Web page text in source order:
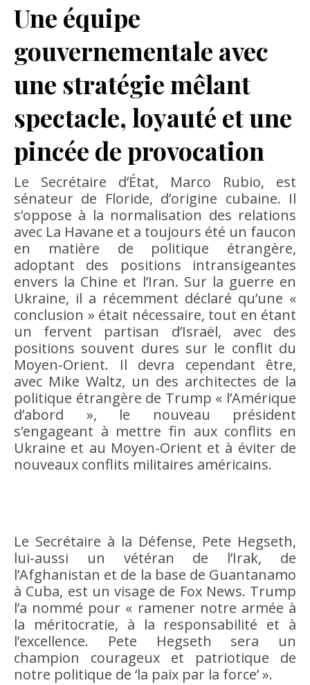
Une équipe
gouvernementale avec
une stratégie mêlant
spectacle, loyauté et une
pincée de provocation
Le Secrétaire d’État, Marco Rubio, est
sénateur de Floride, d’origine cubaine. Il
s’oppose à la normalisation des relations
avec La Havane et a toujours été un faucon
en matière de politique étrangère,
adoptant des positions intransigeantes
envers la Chine et l’Iran. Sur la guerre en
Ukraine, il a récemment déclaré qu’une «
conclusion » était nécessaire, tout en étant
un fervent partisan d’Israël, avec des
positions souvent dures sur le conflit du
Moyen-Orient. Il devra cependant être,
avec Mike Waltz, un des architectes de la
politique étrangère de Trump « l’Amérique
d’abord », le nouveau président
s’engageant à mettre fin aux conflits en
Ukraine et au Moyen-Orient et à éviter de
nouveaux conflits militaires américains.
Le Secrétaire à la Défense, Pete Hegseth,
lui-aussi un vétéran de l’Irak, de
l’Afghanistan et de la base de Guantanamo
à Cuba, est un visage de Fox News. Trump
l’a nommé pour « ramener notre armée à
la méritocratie, à la responsabilité et à
l’excellence. Pete Hegseth sera un
champion courageux et patriotique de
notre politique de ‘la paix par la force’ ».